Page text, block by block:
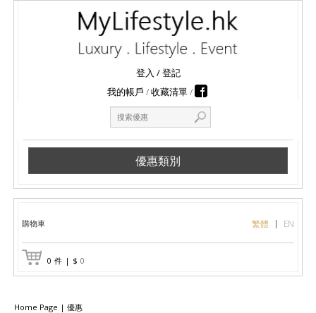
登入 /登記
我的帳戶
收藏清單
優惠類別
購物車 繁體 EN
0 件 | $ 0
Home Page | 優惠